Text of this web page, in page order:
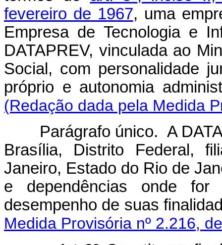
fevereiro de 1967, uma
Empresa de Tecnologia e
DATAPREV, vinculada ao
Social, com personalidade
próprio e autonomia
(Redação dada pela Medida
Parágrafo único. A
Brasília, Distrito Federal,
Janeiro, Estado do Rio de
e dependências onde
desempenho de
Medida Provisória nº 2.216,